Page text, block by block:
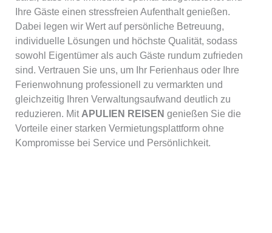
Ihre Gäste einen stressfreien Aufenthalt genießen.
Dabei legen wir Wert auf persönliche Betreuung,
individuelle Lösungen und höchste Qualität, sodass
sowohl Eigentümer als auch Gäste rundum zufrieden
sind. Vertrauen Sie uns, um Ihr Ferienhaus oder Ihre
Ferienwohnung professionell zu vermarkten und
gleichzeitig Ihren Verwaltungsaufwand deutlich zu
reduzieren. Mit APULIEN REISEN genießen Sie die
Vorteile einer starken Vermietungsplattform ohne
Kompromisse bei Service und Persönlichkeit.